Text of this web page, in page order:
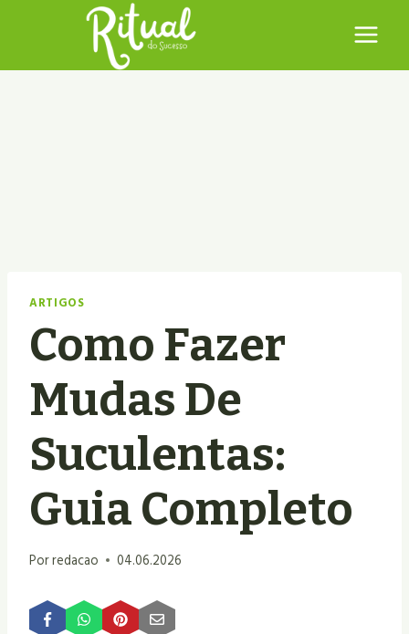
ARTIGOS
Como Fazer
Mudas De
Suculentas:
Guia Completo
Porredacao 04.06.2026